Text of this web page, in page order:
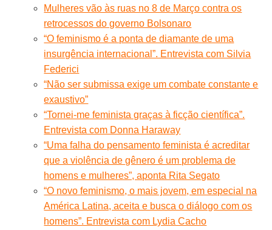
Mulheres vão às ruas no 8 de Março contra os
retrocessos do governo Bolsonaro
“O feminismo é a ponta de diamante de uma
insurgência internacional”. Entrevista com Silvia
Federici
“Não ser submissa exige um combate constante e
exaustivo”
“Tornei-me feminista graças à ficção científica”.
Entrevista com Donna Haraway
“Uma falha do pensamento feminista é acreditar
que a violência de gênero é um problema de
homens e mulheres”, aponta Rita Segato
“O novo feminismo, o mais jovem, em especial na
América Latina, aceita e busca o diálogo com os
homens”. Entrevista com Lydia Cacho